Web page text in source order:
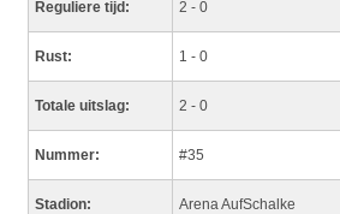
Reguliere tijd: 2 - 0
Rust: 1 - 0
Totale uitslag: 2 - 0
Nummer: #35
Stadion: Arena AufSchalke